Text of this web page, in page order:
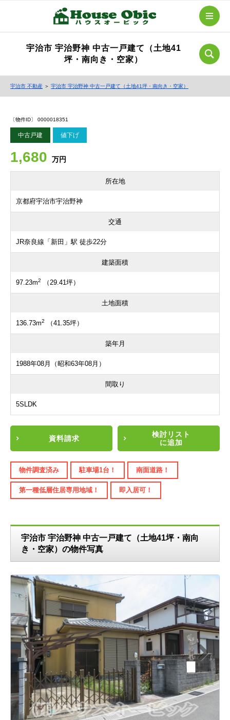
宇治市 宇治野神 中古一戸建て（土地41
坪・南向き・空家）
宇治市 不動産 ＞ 宇治市 宇治野神 中古一戸建て（土地41坪・南向き・空家）
〔物件ID〕 0000018351
中古戸建 値下げ
1,680 万円
所在地
京都府宇治市宇治野神
交通
JR奈良線「新田」駅 徒歩22分
建築面積
97.23m2 （29.41坪）
土地面積
136.73m2 （41.35坪）
築年月
1988年08月（昭和63年08月）
間取り
5SLDK
資料請求
検討リスト
に追加
物件調査済み 駐車場1台！ 南面道路！
第一種低層住居専用地域！ 即入居可！
宇治市 宇治野神 中古一戸建て（土地41坪・南向
き・空家）の物件写真
N
ext